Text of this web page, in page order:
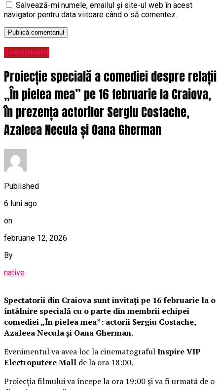
Salvează-mi numele, emailul și site-ul web în acest
navigator pentru data viitoare când o să comentez.
Eveniment
Proiecție specială a comediei despre relații
„În pielea mea” pe 16 februarie la Craiova,
în prezența actorilor Sergiu Costache,
Azaleea Necula și Oana Gherman
Published
6 luni ago
on
februarie 12, 2026
By
native
Spectatorii din Craiova sunt invitați pe 16 februarie la o
întâlnire specială cu o parte din membrii echipei
comediei „În pielea mea”: actorii Sergiu Costache,
Azaleea Necula și Oana Gherman.
Evenimentul va avea loc la cinematografulInspire VIP
Electroputere Mall de la ora 18:00.
Proiecția filmului va începe la ora 19:00 și va fi urmată de o